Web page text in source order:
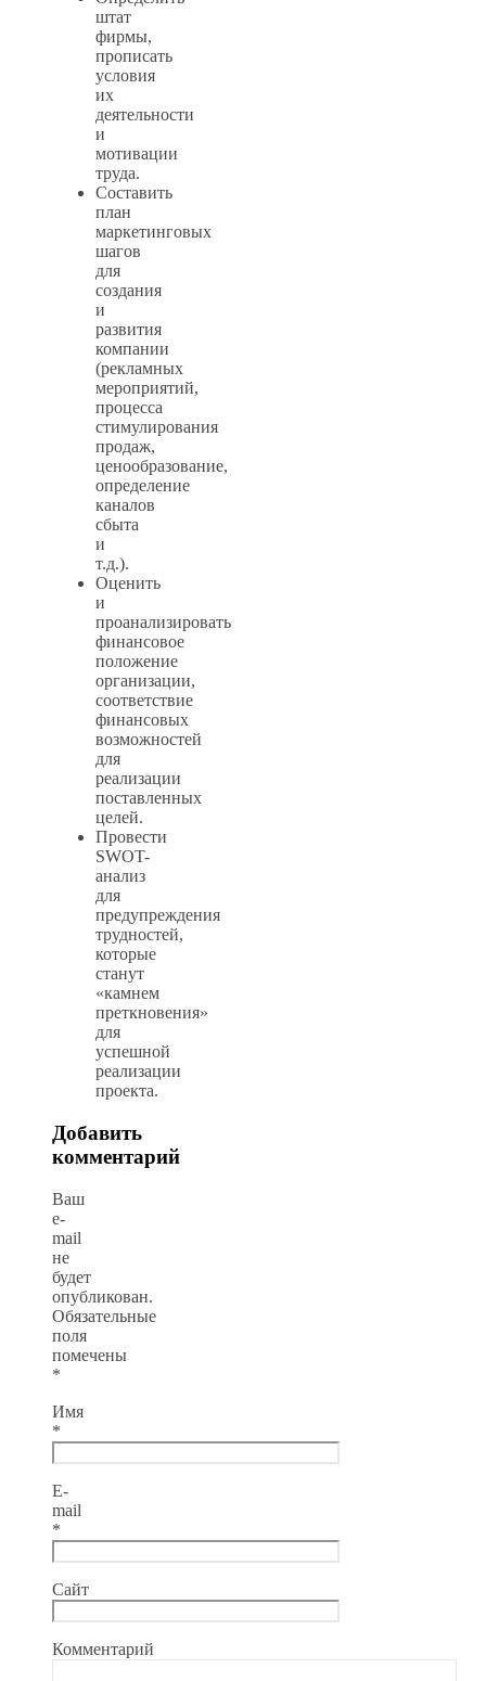
штат
фирмы,
прописать
условия
их
деятельности
и
мотивации
труда.
Составить
план
маркетинговых
шагов
для
создания
и
развития
компании
(рекламных
мероприятий,
процесса
стимулирования
продаж,
ценообразование,
определение
каналов
сбыта
и
т.д.).
Оценить
и
проанализировать
финансовое
положение
организации,
соответствие
финансовых
возможностей
для
реализации
поставленных
целей.
Провести
SWOT-
анализ
для
предупреждения
трудностей,
которые
станут
«камнем
преткновения»
для
успешной
реализации
проекта.
Добавить
комментарий
Ваш
e-
mail
не
будет
опубликован.
Обязательные
поля
помечены
*
Имя
*
E-
mail
*
Сайт
Комментарий